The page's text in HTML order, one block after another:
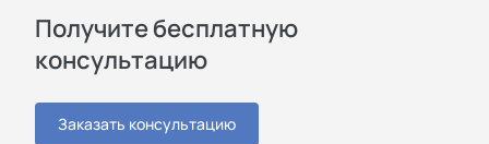
Получите бесплатную
консультацию
Заказать консультацию